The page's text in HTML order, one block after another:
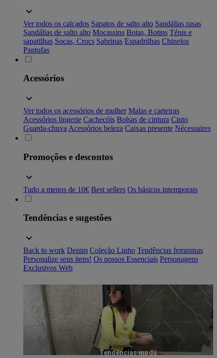
Ver todos os calçados Sapatos de salto alto Sandálias rasas
Sandálias de salto alto Mocassins Botas, Botins Ténis e
sapatilhas Socas, Crocs Sabrinas Espadrilhas Chinelos
Pantufas
Acessórios
Ver todos os acessórios de mulher Malas e carteiras
Acessórios lingerie Cachecóis Bolsas de cintura Cinto
Guarda-chuva Acessórios beleza Caixas presente Nécessaires
Promoções e descontos
Tudo a menos de 10€ Best sellers Os básicos intemporais
Tendências e sugestões
Back to work Denim Coleção Linho Tendências femininas
Personalize seus itens! Os nossos Essenciais Personagens
Exclusivos Web
Tendências moda